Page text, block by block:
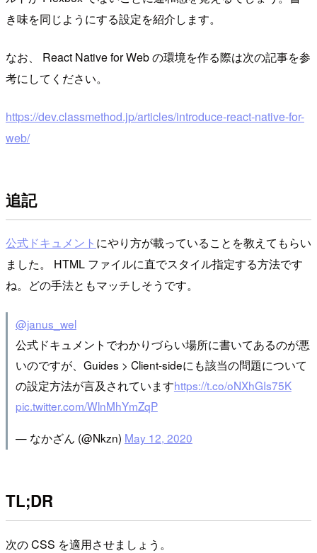
き味を同じようにする設定を紹介します。
なお、 React Native for Web の環境を作る際は次の記事を参
考にしてください。
https://dev.classmethod.jp/articles/introduce-react-native-for-
web/
追記
公式ドキュメント にやり方が載っていることを教えてもらい
ました。 HTML ファイルに直でスタイル指定する方法です
ね。どの手法ともマッチしそうです。
@janus_wel
公式ドキュメントでわかりづらい場所に書いてあるのが悪
いのですが、Guides > Client-sideにも該当の問題について
の設定方法が言及されていますhttps://t.co/oNXhGIs75K
pic.twitter.com/WlnMhYmZqP
— なかざん (@Nkzn) May 12, 2020
TL;DR
次の CSS を適用させましょう。